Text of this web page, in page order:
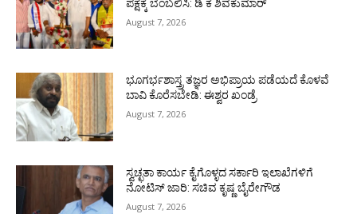
ಪಕ್ಷಕ್ಕೆ ಬೆಂಬಲಿಸಿ: ಡಿ ಕೆ ಶಿವಕುಮಾರ್
August 7, 2026
ಭೂಗರ್ಭಶಾಸ್ತ್ರ ತಜ್ಞರ ಅಭಿಪ್ರಾಯ ಪಡೆಯದೆ ಕೊಳವೆ
ಬಾವಿ ಕೊರೆಸಬೇಡಿ: ಈಶ್ವರ ಖಂಡ್ರೆ
August 7, 2026
ಸ್ವಚ್ಛತಾ ಕಾರ್ಯ ಕೈಗೊಳ್ಳದ ಸರ್ಕಾರಿ ಇಲಾಖೆಗಳಿಗೆ
ನೋಟಿಸ್ ಜಾರಿ: ಸಚಿವ ಕೃಷ್ಣ ಬೈರೇಗೌಡ
August 7, 2026